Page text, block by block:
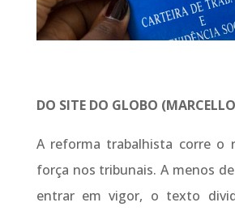
DO SITE DO GLOBO
A reforma trabalhista corre o
força nos tribunais. A menos
entrar em vigor, o texto